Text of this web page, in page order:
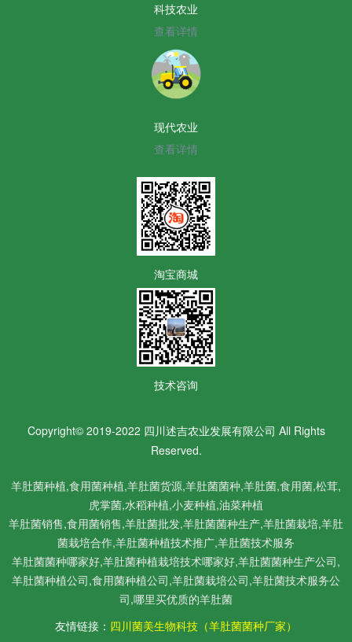
科技农业
查看详情
现代农业
查看详情
淘宝商城
技术咨询
Copyright© 2019-2022 四川述吉农业发展有限公司 All Rights
Reserved.
羊肚菌种植,食用菌种植,羊肚菌货源,羊肚菌菌种,羊肚菌,食用菌,松茸,
虎掌菌,水稻种植,小麦种植,油菜种植
羊肚菌销售,食用菌销售,羊肚菌批发,羊肚菌菌种生产,羊肚菌栽培,羊肚
菌栽培合作,羊肚菌种植技术推广,羊肚菌技术服务
羊肚菌菌种哪家好,羊肚菌种植栽培技术哪家好,羊肚菌菌种生产公司,
羊肚菌种植公司,食用菌种植公司,羊肚菌栽培公司,羊肚菌技术服务公
司,哪里买优质的羊肚菌
友情链接： 四川菌美生物科技（羊肚菌菌种厂家）